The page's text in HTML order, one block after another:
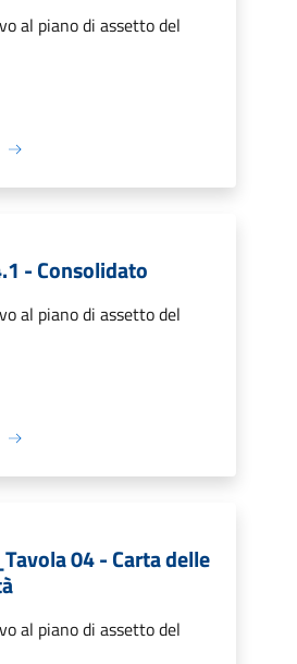
al piano di assetto del
- Consolidato
al piano di assetto del
04 - Carta delle
al piano di assetto del